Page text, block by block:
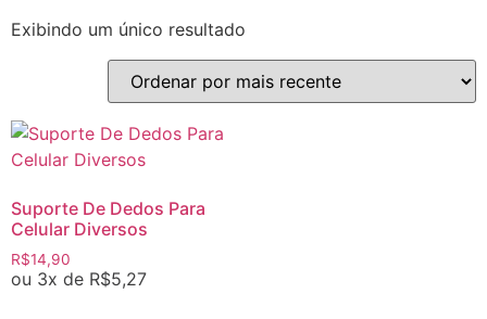
Exibindo um único resultado
Suporte De Dedos Para
Celular Diversos
R$14,90
ou 3x de R$5,27